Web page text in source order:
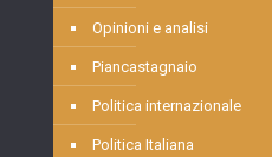
Opinioni e analisi
Piancastagnaio
Politica internazionale
Politica Italiana